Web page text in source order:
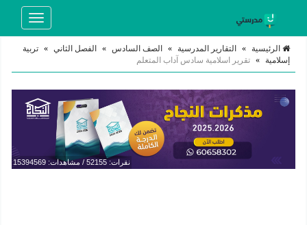
Toggle
الرئيسية » التقارير المدرسية » الصف السادس » الفصل الثاني » تربية
إسلامية
» تقرير اسلامية سادس آداب المتعلم
نقرات: 52155 / مشاهدات: 15394569